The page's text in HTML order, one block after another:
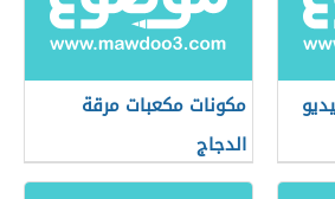
مكونات مكعبات مرقة
الدجاج